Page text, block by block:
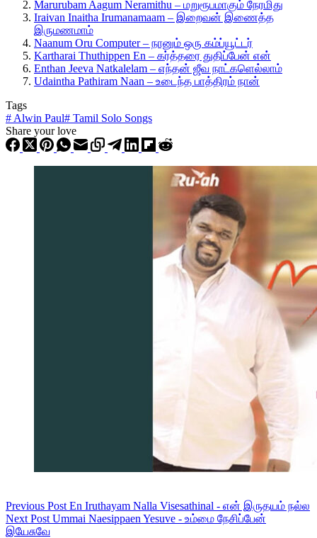
Marurubam Aagum Neramithu – மறுரூபமாகும் நேரமிது
Iraivan Inaitha Irumanamaam – இறைவன் இணைத்த
இருமணமாம்
Naanum Oru Computer – நானும் ஒரு கம்ப்யூட்டர்
Kartharai Thuthippen En – கர்த்தரை துதிப்பேன் என்
Enthan Jeeva Natkalelam – எந்தன் ஜீவ நாட்களெல்லாம்
Udaintha Pathiram Naan – உடைந்த பாத்திரம் நான்
Tags
# Alwin Paul# Tamil Solo Songs
Share your love
Previous Post En Iruthayam Nalla Visesathinal - என் இருதயம் நல்ல
Next Post Ummai Naesippaen Yesuve - உம்மை நேசிப்பேன்
இயேசுவே